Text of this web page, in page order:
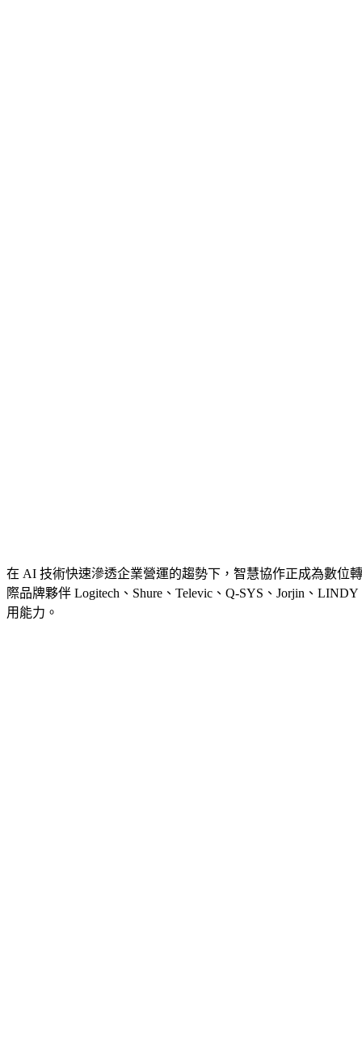
在 AI 技術快速滲透企業營運的趨勢下，智慧協作正成為數位
際品牌夥伴 Logitech、Shure、Televic、Q-SYS、Jorjin、
用能力。